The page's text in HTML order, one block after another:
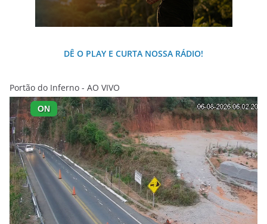
DÊ O PLAY E CURTA NOSSA RÁDIO!
Portão do Inferno - AO VIVO